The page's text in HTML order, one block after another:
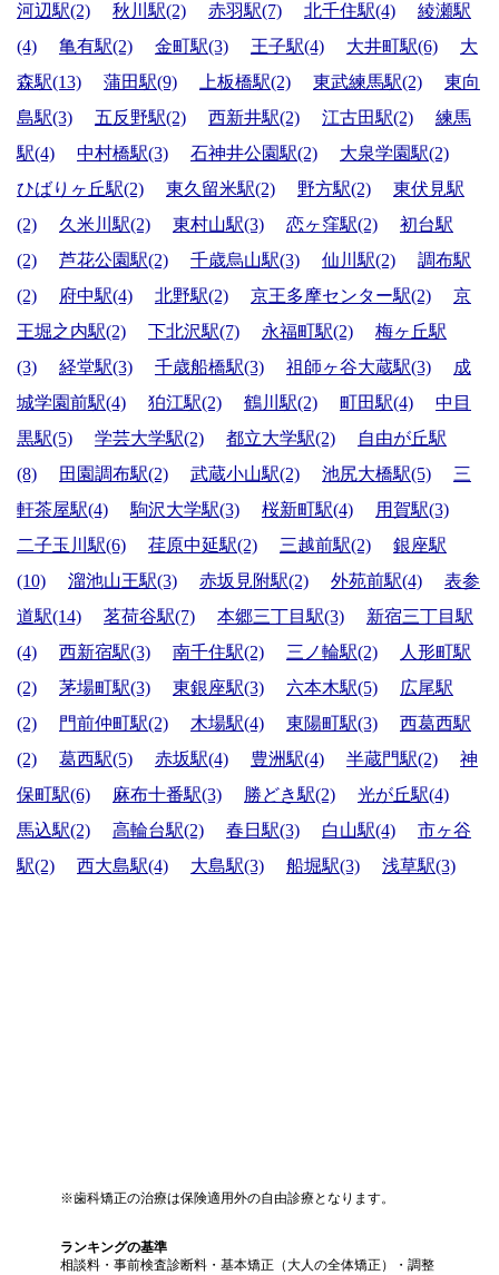
河辺駅(2)
秋川駅(2) 赤羽駅(7) 北千住駅(4)
綾瀬駅
(4)
亀有駅(2) 金町駅(3) 王子駅(4) 大井町駅(6)
大
森駅(13)
蒲田駅(9) 上板橋駅(2) 東武練馬駅(2)
東向
島駅(3)
五反野駅(2) 西新井駅(2) 江古田駅(2)
練馬
駅(4)
中村橋駅(3) 石神井公園駅(2)
大泉学園駅(2)
ひばりヶ丘駅(2)
東久留米駅(2) 野方駅(2)
東伏見駅
(2)
久米川駅(2) 東村山駅(3) 恋ヶ窪駅(2)
初台駅
(2)
芦花公園駅(2) 千歳烏山駅(3) 仙川駅(2)
調布駅
(2)
府中駅(4) 北野駅(2) 京王多摩センター駅(2)
京
王堀之内駅(2)
下北沢駅(7) 永福町駅(2)
梅ヶ丘駅
(3)
経堂駅(3) 千歳船橋駅(3) 祖師ヶ谷大蔵駅(3)
成
城学園前駅(4)
狛江駅(2) 鶴川駅(2) 町田駅(4)
中目
黒駅(5)
学芸大学駅(2) 都立大学駅(2)
自由が丘駅
(8)
田園調布駅(2) 武蔵小山駅(2) 池尻大橋駅(5)
三
軒茶屋駅(4)
駒沢大学駅(3) 桜新町駅(4)
用賀駅(3)
二子玉川駅(6)
荏原中延駅(2) 三越前駅(2)
銀座駅
(10)
溜池山王駅(3) 赤坂見附駅(2) 外苑前駅(4)
表参
道駅(14)
茗荷谷駅(7) 本郷三丁目駅(3)
新宿三丁目駅
(4)
西新宿駅(3) 南千住駅(2) 三ノ輪駅(2)
人形町駅
(2)
茅場町駅(3) 東銀座駅(3) 六本木駅(5)
広尾駅
(2)
門前仲町駅(2) 木場駅(4) 東陽町駅(3)
西葛西駅
(2)
葛西駅(5) 赤坂駅(4) 豊洲駅(4) 半蔵門駅(2)
神
保町駅(6)
麻布十番駅(3) 勝どき駅(2)
光が丘駅(4)
馬込駅(2)
高輪台駅(2) 春日駅(3) 白山駅(4)
市ヶ谷
駅(2)
西大島駅(4) 大島駅(3) 船堀駅(3) 浅草駅(3)
※歯科矯正の治療は保険適用外の自由診療となります。
ランキングの基準
相談料・事前検査診断料・基本矯正（大人の全体矯正）・調整